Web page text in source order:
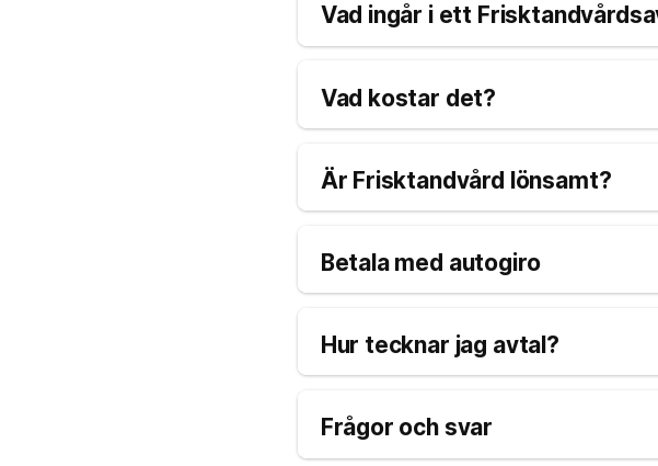
Vad ingår i ett
Vad kostar det?
Är Frisktandvård lönsamt?
Betala med autogiro
Hur tecknar jag avtal?
Frågor och svar